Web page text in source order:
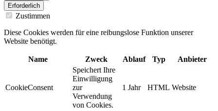
Erforderlich
Zustimmen
Diese Cookies werden für eine reibungslose Funktion unserer
Website benötigt.
Name Zweck Ablauf Typ Anbieter
CookieConsent
Speichert Ihre
Einwilligung
zur
Verwendung
von Cookies.
1 Jahr HTML Website